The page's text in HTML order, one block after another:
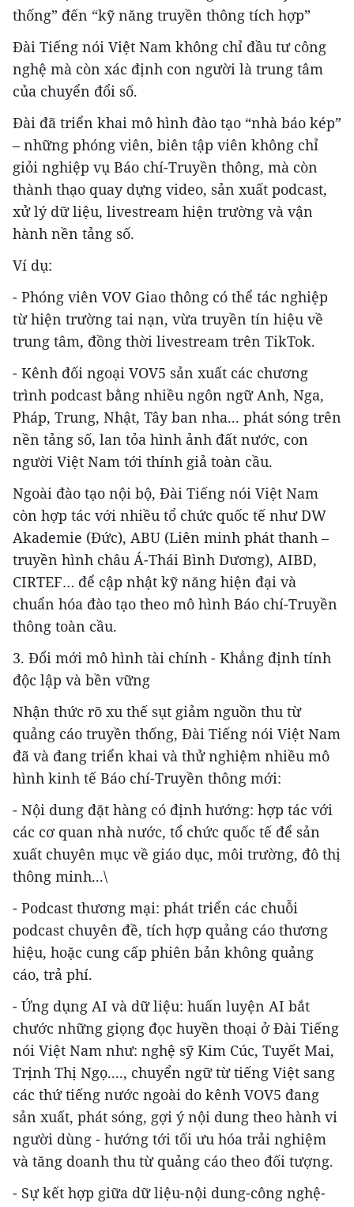
thống” đến “kỹ năng truyền thông tích hợp”
Đài Tiếng nói Việt Nam không chỉ đầu tư công
nghệ mà còn xác định con người là trung tâm
của chuyển đổi số.
Đài đã triển khai mô hình đào tạo “nhà báo kép”
– những phóng viên, biên tập viên không chỉ
giỏi nghiệp vụ Báo chí-Truyền thông, mà còn
thành thạo quay dựng video, sản xuất podcast,
xử lý dữ liệu, livestream hiện trường và vận
hành nền tảng số.
Ví dụ:
- Phóng viên VOV Giao thông có thể tác nghiệp
từ hiện trường tai nạn, vừa truyền tín hiệu về
trung tâm, đồng thời livestream trên TikTok.
- Kênh đối ngoại VOV5 sản xuất các chương
trình podcast bằng nhiều ngôn ngữ Anh, Nga,
Pháp, Trung, Nhật, Tây ban nha... phát sóng trên
nền tảng số, lan tỏa hình ảnh đất nước, con
người Việt Nam tới thính giả toàn cầu.
Ngoài đào tạo nội bộ, Đài Tiếng nói Việt Nam
còn hợp tác với nhiều tổ chức quốc tế như DW
Akademie (Đức), ABU (Liên minh phát thanh –
truyền hình châu Á-Thái Bình Dương), AIBD,
CIRTEF… để cập nhật kỹ năng hiện đại và
chuẩn hóa đào tạo theo mô hình Báo chí-Truyền
thông toàn cầu.
3. Đổi mới mô hình tài chính - Khẳng định tính
độc lập và bền vững
Nhận thức rõ xu thế sụt giảm nguồn thu từ
quảng cáo truyền thống, Đài Tiếng nói Việt Nam
đã và đang triển khai và thử nghiệm nhiều mô
hình kinh tế Báo chí-Truyền thông mới:
- Nội dung đặt hàng có định hướng: hợp tác với
các cơ quan nhà nước, tổ chức quốc tế để sản
xuất chuyên mục về giáo dục, môi trường, đô thị
thông minh...\
- Podcast thương mại: phát triển các chuỗi
podcast chuyên đề, tích hợp quảng cáo thương
hiệu, hoặc cung cấp phiên bản không quảng
cáo, trả phí.
- Ứng dụng AI và dữ liệu: huấn luyện AI bắt
chước những giọng đọc huyền thoại ở Đài Tiếng
nói Việt Nam như: nghệ sỹ Kim Cúc, Tuyết Mai,
Trịnh Thị Ngọ...., chuyển ngữ từ tiếng Việt sang
các thứ tiếng nước ngoài do kênh VOV5 đang
sản xuất, phát sóng, gợi ý nội dung theo hành vi
người dùng - hướng tới tối ưu hóa trải nghiệm
và tăng doanh thu từ quảng cáo theo đối tượng.
- Sự kết hợp giữa dữ liệu-nội dung-công nghệ-